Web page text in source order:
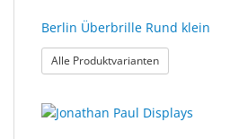
Berlin Überbrille Rund klein
Alle Produktvarianten: Berlin